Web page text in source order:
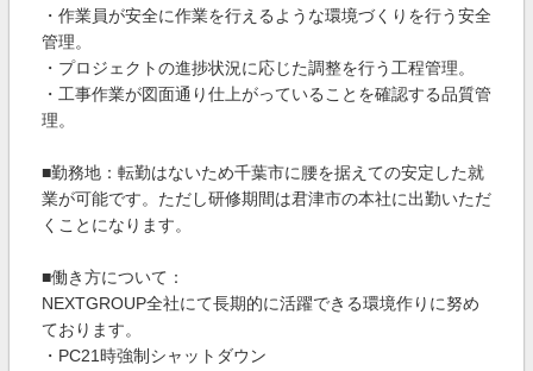
・作業員が安全に作業を行えるような環境づくりを行う安全
管理。
・プロジェクトの進捗状況に応じた調整を行う工程管理。
・工事作業が図面通り仕上がっていることを確認する品質管
理。
■勤務地：転勤はないため千葉市に腰を据えての安定した就
業が可能です。ただし研修期間は君津市の本社に出勤いただ
くことになります。
■働き方について：
NEXTGROUP全社にて長期的に活躍できる環境作りに努め
ております。
・PC21時強制シャットダウン